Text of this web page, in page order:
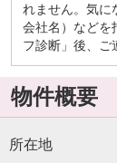
れません。気に
会社名）などを
フ診断」後、ご
物件概要
所在地